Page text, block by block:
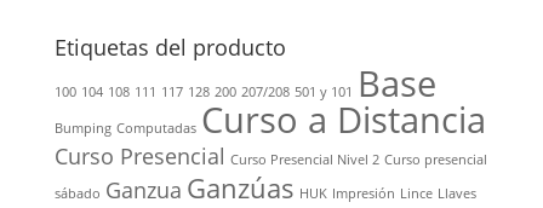
Etiquetas del producto
100 104 108 111 117 128 200 207/208 501 y 101 Base
Bumping Computadas Curso a Distancia
Curso Presencial Curso Presencial Nivel 2 Curso presencial
sábado Ganzua Ganzúas HUK Impresión Lince Llaves